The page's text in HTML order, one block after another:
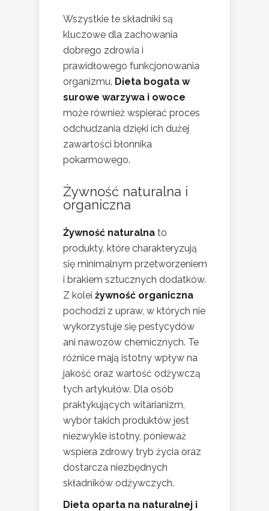
Wszystkie te składniki są
kluczowe dla zachowania
dobrego zdrowia i
prawidłowego funkcjonowania
organizmu. Dieta bogata w
surowe warzywa i owoce
może również wspierać proces
odchudzania dzięki ich dużej
zawartości błonnika
pokarmowego.
Żywność naturalna i
organiczna
Żywność naturalna to
produkty, które charakteryzują
się minimalnym przetworzeniem
i brakiem sztucznych dodatków.
Z kolei żywność organiczna
pochodzi z upraw, w których nie
wykorzystuje się pestycydów
ani nawozów chemicznych. Te
różnice mają istotny wpływ na
jakość oraz wartość odżywczą
tych artykułów. Dla osób
praktykujących witarianizm,
wybór takich produktów jest
niezwykle istotny, ponieważ
wspiera zdrowy tryb życia oraz
dostarcza niezbędnych
składników odżywczych.
Dieta oparta na naturalnej i